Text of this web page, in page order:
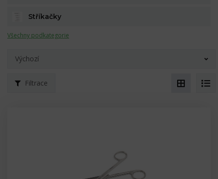
Stříkačky
Všechny podkategorie
Výchozí
Filtrace